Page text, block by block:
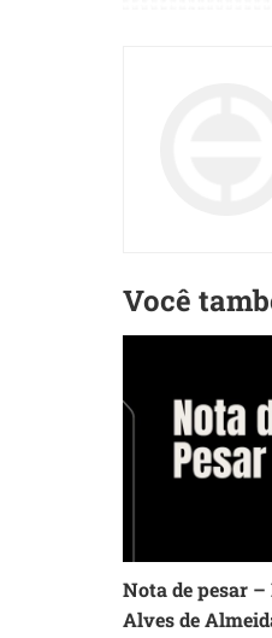
Você
Nota de pesar
Alves de